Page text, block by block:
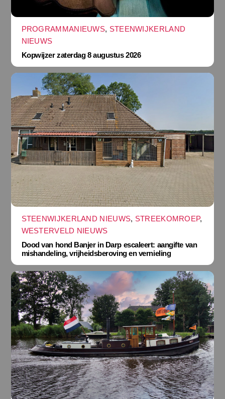
PROGRAMMANIEUWS, STEENWIJKERLAND
NIEUWS
Kopwijzer zaterdag 8 augustus 2026
STEENWIJKERLAND NIEUWS, STREEKOMROEP,
WESTERVELD NIEUWS
Dood van hond Banjer in Darp escaleert: aangifte van
mishandeling, vrijheidsberoving en vernieling